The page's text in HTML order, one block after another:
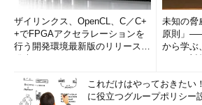
ザイリンクス、OpenCL、C／C+
+でFPGAアクセラレーションを
行う開発環境最新版のリリースを
未知の脅
原則」
から学ぶ
これだけはやっておきたい
に役立つグループポリシー